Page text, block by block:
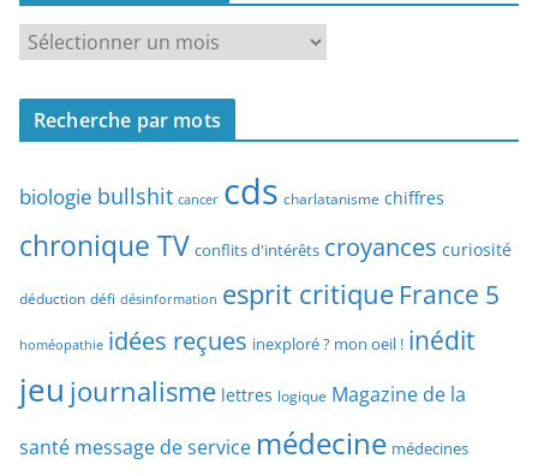
e
e
a
y
e
d
’
a
c
r
h
p
a
t
Recherche par mots
biologie bullshit cancer cds charlatanisme chiffres
chronique TV conflits d'intérêts croyances curiosité
déduction défi désinformation esprit critique France 5
homéopathie idées reçues inexploré ? mon oeil ! inédit
jeu journalisme lettres logique Magazine de la
santé message de service médecine médecines